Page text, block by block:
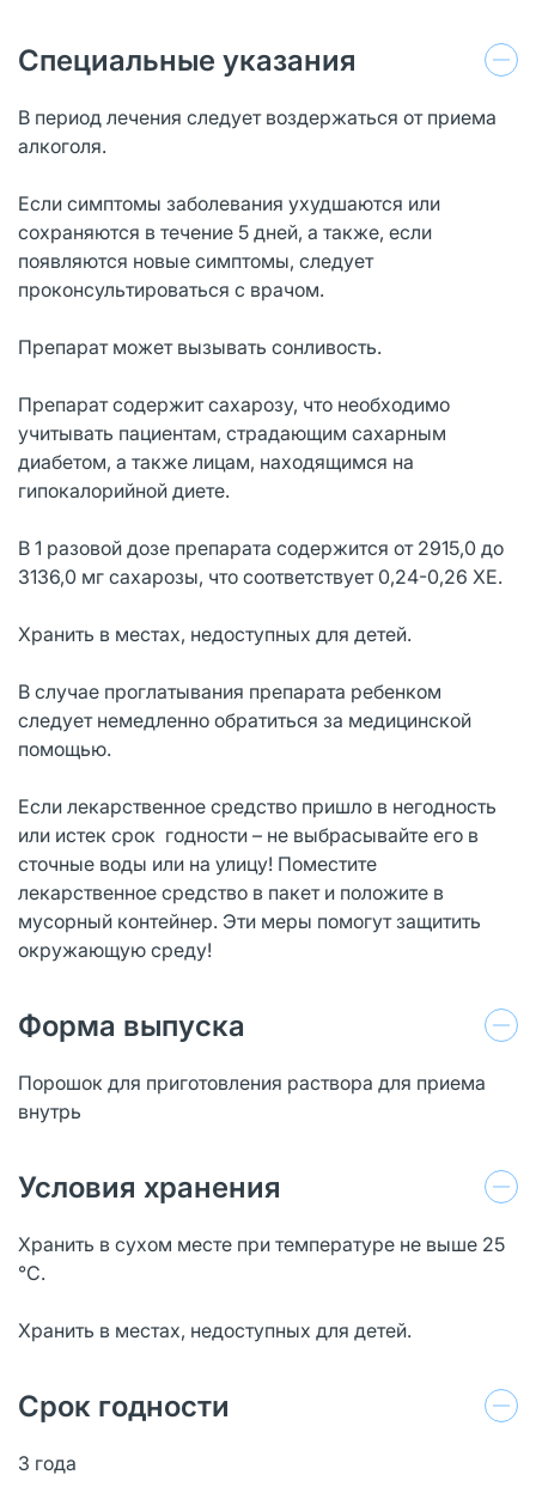
Специальные указания
В период лечения следует воздержаться от приема
алкоголя.
Если симптомы заболевания ухудшаются или
сохраняются в течение 5 дней, а также, если
появляются новые симптомы, следует
проконсультироваться с врачом.
Препарат может вызывать сонливость.
Препарат содержит сахарозу, что необходимо
учитывать пациентам, страдающим сахарным
диабетом, а также лицам, находящимся на
гипокалорийной диете.
В 1 разовой дозе препарата содержится от 2915,0 до
3136,0 мг сахарозы, что соответствует 0,24-0,26 ХЕ.
Хранить в местах, недоступных для детей.
В случае проглатывания препарата ребенком
следует немедленно обратиться за медицинской
помощью.
Если лекарственное средство пришло в негодность
или истек срок годности – не выбрасывайте его в
сточные воды или на улицу! Поместите
лекарственное средство в пакет и положите в
мусорный контейнер. Эти меры помогут защитить
окружающую среду!
Форма выпуска
Порошок для приготовления раствора для приема
внутрь
Условия хранения
Хранить в сухом месте при температуре не выше 25
°С.
Хранить в местах, недоступных для детей.
Срок годности
3 года